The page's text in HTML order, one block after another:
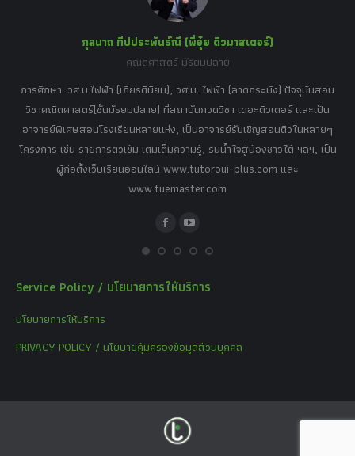
กุลนาถ ทีปประพันธ์ณี (พี่อุ๋ย ติวมาสเตอร์)
คณิตศาสตร์ มัธยมปลาย
การศึกษา :วศ.บ.ไฟฟ้า (เกียรตินิยม), วศ.ม. ไฟฟ้า (ลาดกระบัง) ปัจจุบันสอน
วิชาคณิตศาสตร์(ชั้นมัธยมปลาย) ที่สถาบันกวดวิชา เดอะติวเตอร์ และเป็น
อาจารย์พิเศษสอนโรงเรียนหลายแห่ง, เป็นอาจารย์รับเชิญสอนติวในหลายๆ
โครงการ เช่น รายการติวเข้ม เติมเต็มความรู้, รินน้ำใจสู่น้องชาวใต้ ฯลฯ, เป็น
ผู้ก่อตั้งเว็บเรียนออนไลน์ www.tutoroui-plus.com และ
www.tuemaster.com
FacebookYouTube
Service Policy / นโยบายการให้บริการ
นโยบายการให้บริการ
PRIVACY POLICY / นโยบายคุ้มครองข้อมูลส่วนบุคคล